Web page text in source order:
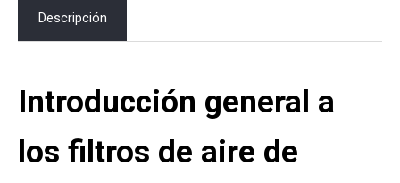
Descripción
Introducción general a
los filtros de aire de